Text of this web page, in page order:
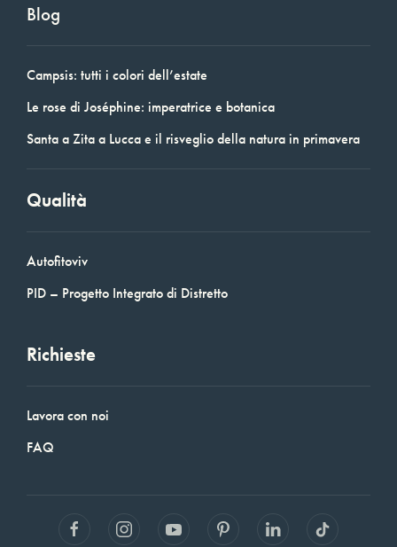
Blog
Campsis: tutti i colori dell’estate
Le rose di Joséphine: imperatrice e botanica
Santa a Zita a Lucca e il risveglio della natura in primavera
Qualità
Autofitoviv
PID – Progetto Integrato di Distretto
Richieste
Lavora con noi
FAQ